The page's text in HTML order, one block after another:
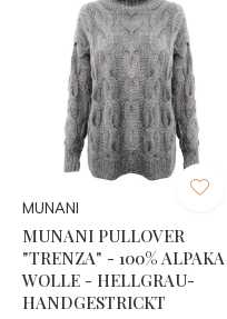
MUNANI
MUNANI PULLOVER
"TRENZA" - 100% ALPAKA
WOLLE - HELLGRAU-
HANDGESTRICKT